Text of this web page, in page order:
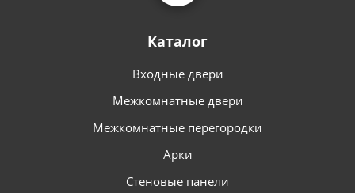
Каталог
Входные двери
Межкомнатные двери
Межкомнатные перегородки
Арки
Стеновые панели